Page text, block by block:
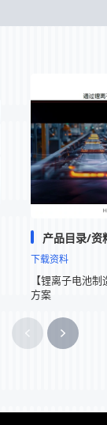
产品目录/资
下载资料
【锂离子电池
方案